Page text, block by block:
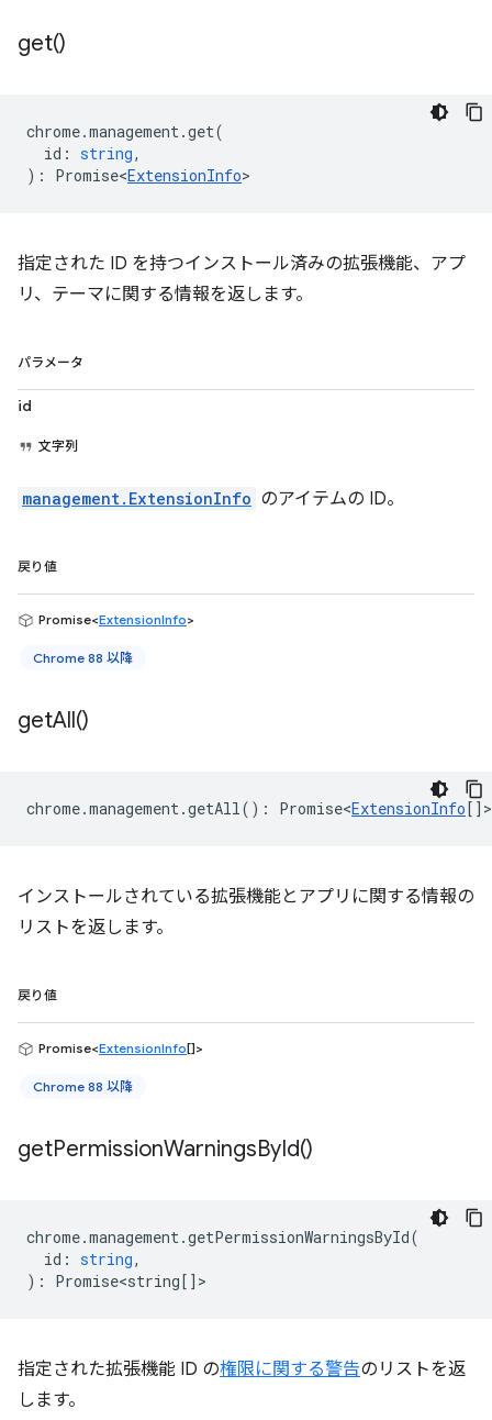
get()
chrome.management.get(
id : string,
) : Promise<ExtensionInfo>
指定された ID を持つインストール済みの拡張機能、アプ
リ、テーマに関する情報を返します。
パラメータ
id
文字列
management.ExtensionInfo のアイテムの ID。
戻り値
Promise<ExtensionInfo>
Chrome 88 以降
getAll()
chrome.management.getAll() : Promise<ExtensionInfo[] >
インストールされている拡張機能とアプリに関する情報の
リストを返します。
戻り値
Promise<ExtensionInfo[]>
Chrome 88 以降
getPermissionWarningsById()
chrome.management.getPermissionWarningsById(
id : string,
) : Promise<string[]>
指定された拡張機能 ID の権限に関する警告のリストを返
します。